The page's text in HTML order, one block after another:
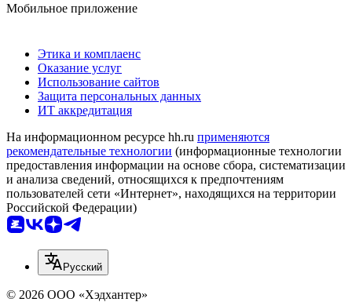
Мобильное приложение
Этика и комплаенс
Оказание услуг
Использование сайтов
Защита персональных данных
ИТ аккредитация
На информационном ресурсе hh.ru применяются
рекомендательные технологии (информационные технологии
предоставления информации на основе сбора, систематизации
и анализа сведений, относящихся к предпочтениям
пользователей сети «Интернет», находящихся на территории
Российской Федерации)
Русский
© 2026 ООО «Хэдхантер»